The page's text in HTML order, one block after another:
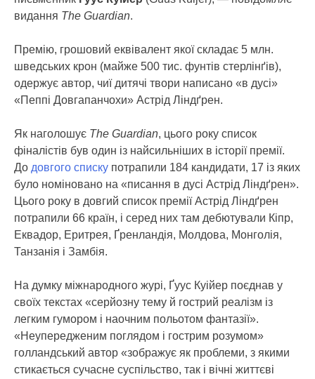
видання The Guardian.
Премію, грошовий еквівалент якої складає 5 млн.
шведських крон (майже 500 тис. фунтів стерлінґів),
одержує автор, чиї дитячі твори написано «в дусі»
«Пеппі Довгапанчохи» Астрід Ліндґрен.
Як наголошує The Guardian, цього року список
фіналістів був один із найсильніших в історії премії.
До довгого списку потрапили 184 кандидати, 17 із яких
було номіновано на «писання в дусі Астрід Ліндґрен».
Цього року в довгий список премії Астрід Ліндґрен
потрапили 66 країн, і серед них там дебютували Кіпр,
Еквадор, Еритрея, Ґренландія, Молдова, Монголія,
Танзанія і Замбія.
На думку міжнародного журі, Ґуус Куійер поєднав у
своїх текстах «серйозну тему й гострий реалізм із
легким гумором і наочним польотом фантазії».
«Неупередженим поглядом і гострим розумом»
голландський автор «зображує як проблеми, з якими
стикається сучасне суспільство, так і вічні життєві